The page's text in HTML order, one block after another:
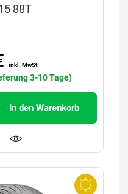
88T
inkl. MwSt.
3-10 Tage)
In den Warenkorb